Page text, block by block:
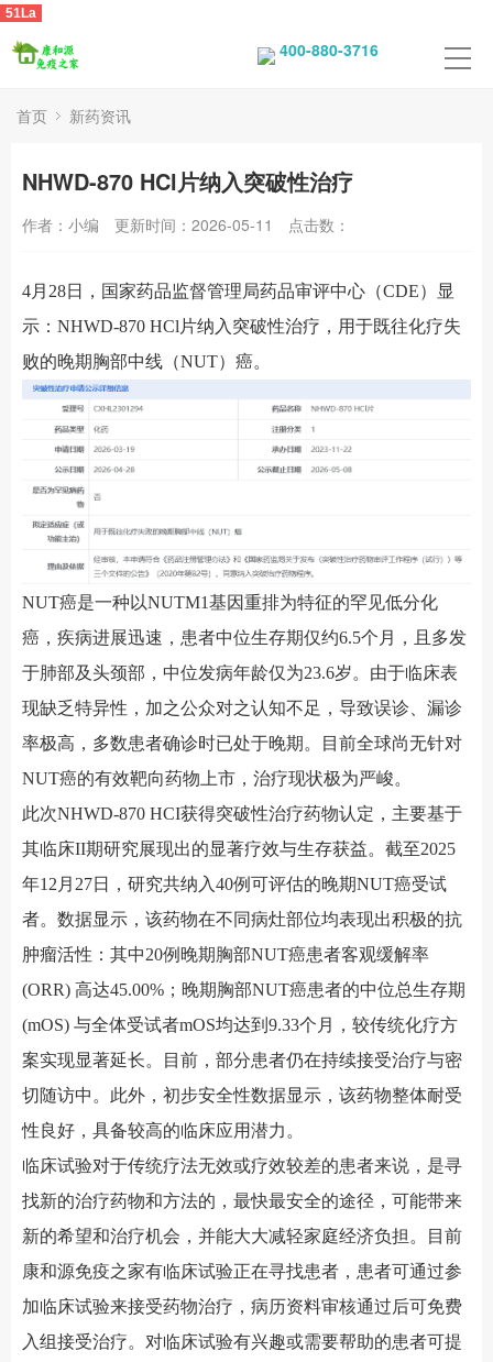
51La
400-880-3716
首页 新药资讯
NHWD-870 HCl片纳入突破性治疗
作者：小编 更新时间：2026-05-11 点击数：
4月28日，国家药品监督管理局药品审评中心（CDE）显
示： NHWD-870 HCl片纳入突破性治疗，用于既往化疗失
败的晚期胸部中线（NUT）癌。
NUT癌是一种以NUTM1基因重排为特征的罕见低分化
癌，疾病进展迅速，患者中位生存期仅约6.5个月，且多发
于肺部及头颈部，中位发病年龄仅为23.6岁。由于临床表
现缺乏特异性，加之公众对之认知不足，导致误诊、漏诊
率极高，多数患者确诊时已处于晚期。目前全球尚无针对
NUT癌的有效靶向药物上市，治疗现状极为严峻。
此次NHWD-870 HCI获得突破性治疗药物认定，主要基于
其临床II期研究展现出的显著疗效与生存获益。截至2025
年12月27日，研究共纳入40例可评估的晚期NUT癌受试
者。数据显示，该药物在不同病灶部位均表现出积极的抗
肿瘤活性：其中20例晚期胸部NUT癌患者客观缓解率
(ORR) 高达45.00%；晚期胸部NUT癌患者的中位总生存期
(mOS) 与全体受试者mOS均达到9.33个月，较传统化疗方
案实现显著延长。目前，部分患者仍在持续接受治疗与密
切随访中。此外，初步安全性数据显示，该药物整体耐受
性良好，具备较高的临床应用潜力。
临床试验对于传统疗法无效或疗效较差的患者来说，是寻
找新的治疗药物和方法的，最快最安全的途径，可能带来
新的希望和治疗机会，并能大大减轻家庭经济负担。目前
康和源免疫之家有临床试验正在寻找患者，患者可通过参
加临床试验来接受药物治疗，病历资料审核通过后可免费
入组接受治疗。对临床试验有兴趣或需要帮助的患者可提